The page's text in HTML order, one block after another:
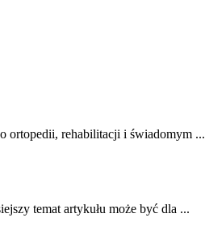
ortopedii, rehabilitacji i świadomym ...
temat artykułu może‌ być​ dla ...